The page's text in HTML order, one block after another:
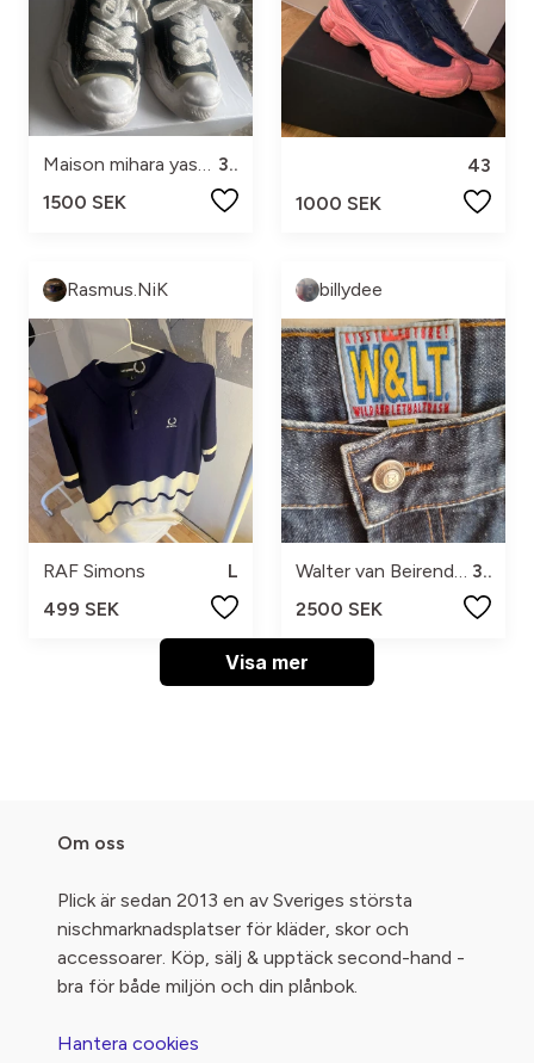
Maison mihara yasuhiro
38
1500 SEK
43
1000 SEK
Rasmus.NiK
RAF Simons
L
499 SEK
billydee
Walter van Beirendonck
32
2500 SEK
Visa mer
Om oss
Plick är sedan 2013 en av Sveriges största
nischmarknadsplatser för kläder, skor och
accessoarer. Köp, sälj & upptäck second-hand -
bra för både miljön och din plånbok.
Hantera cookies